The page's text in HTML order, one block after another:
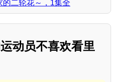
的二轮花～，1集全
动员不喜欢看里